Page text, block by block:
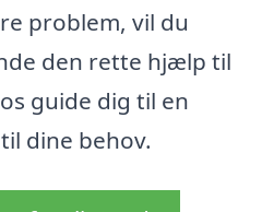
problem, vil du
den rette hjælp til
guide dig til en
dine behov.